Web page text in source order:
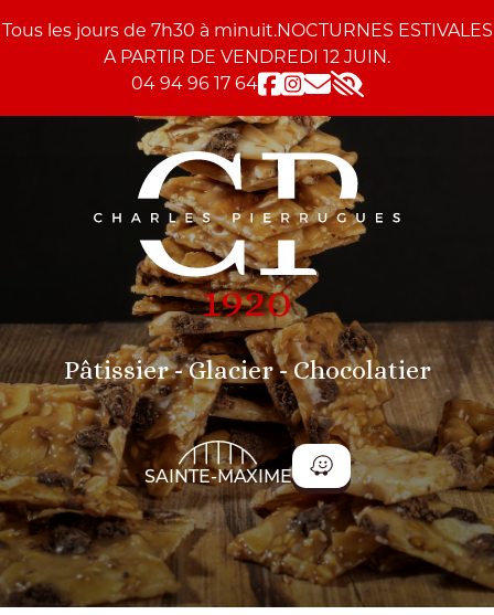
Tous les jours de 7h30 à minuit.NOCTURNES ESTIVALES
A PARTIR DE VENDREDI 12 JUIN.
04 94 96 17 64
Pâtissier - Glacier - Chocolatier
SAINTE-MAXIME